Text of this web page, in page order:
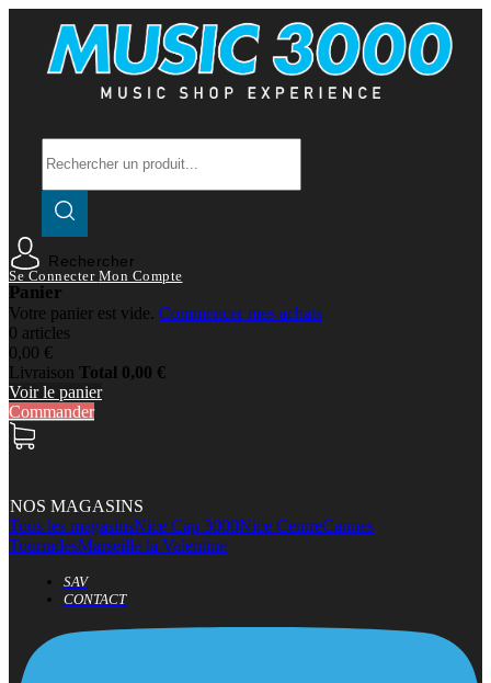
Rechercher
Se Connecter Mon Compte
Panier
Votre panier est vide. Commencer mes achats
0 articles
0,00 €
Livraison Total 0,00 €
Voir le panier
Commander
NOS MAGASINS
Tous les magasinsNice Cap 3000Nice CentreCannes
TourradesMarseille la Valentine
SAV
CONTACT